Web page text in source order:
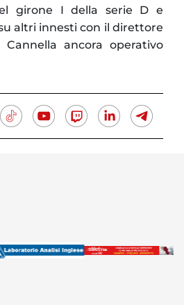
girone I della serie D e
altri innesti con il direttore
Cannella ancora operativo